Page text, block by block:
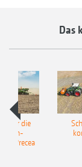
Das
für die
Precea